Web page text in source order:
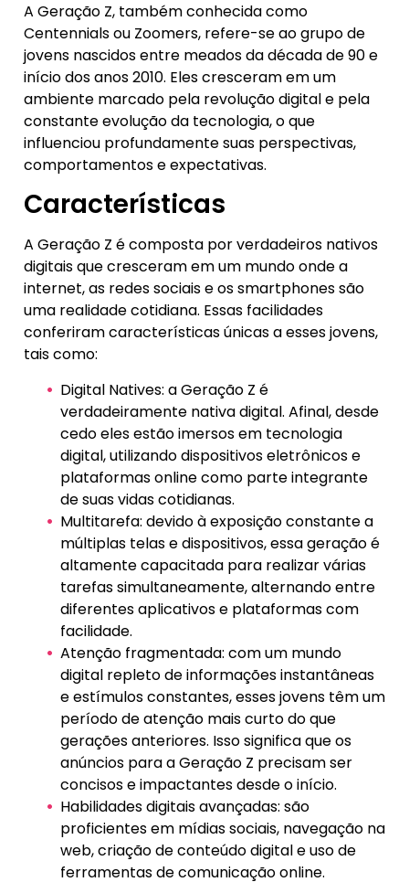
A Geração Z, também conhecida como
Centennials ou Zoomers, refere-se ao grupo de
jovens nascidos entre meados da década de 90 e
início dos anos 2010. Eles cresceram em um
ambiente marcado pela revolução digital e pela
constante evolução da tecnologia, o que
influenciou profundamente suas perspectivas,
comportamentos e expectativas.
Características
A Geração Z é composta por verdadeiros nativos
digitais que cresceram em um mundo onde a
internet, as redes sociais e os smartphones são
uma realidade cotidiana. Essas facilidades
conferiram características únicas a esses jovens,
tais como:
Digital Natives: a Geração Z é
verdadeiramente nativa digital. Afinal, desde
cedo eles estão imersos em tecnologia
digital, utilizando dispositivos eletrônicos e
plataformas online como parte integrante
de suas vidas cotidianas.
Multitarefa: devido à exposição constante a
múltiplas telas e dispositivos, essa geração é
altamente capacitada para realizar várias
tarefas simultaneamente, alternando entre
diferentes aplicativos e plataformas com
facilidade.
Atenção fragmentada: com um mundo
digital repleto de informações instantâneas
e estímulos constantes, esses jovens têm um
período de atenção mais curto do que
gerações anteriores. Isso significa que os
anúncios para a Geração Z precisam ser
concisos e impactantes desde o início.
Habilidades digitais avançadas: são
proficientes em mídias sociais, navegação na
web, criação de conteúdo digital e uso de
ferramentas de comunicação online.